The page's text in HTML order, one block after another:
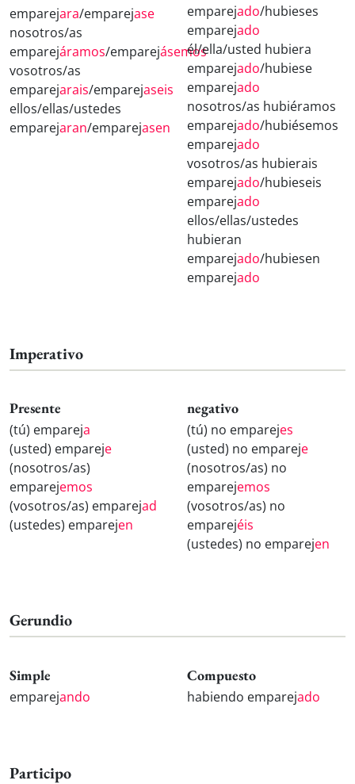
emparejara/emparejase
nosotros/as
emparejáramos/emparejásemos
vosotros/as
emparejarais/emparejaseis
ellos/ellas/ustedes
emparejaran/emparejasen
emparejado/hubieses
emparejado
él/ella/usted hubiera
emparejado/hubiese
emparejado
nosotros/as hubiéramos
emparejado/hubiésemos
emparejado
vosotros/as hubierais
emparejado/hubieseis
emparejado
ellos/ellas/ustedes
hubieran
emparejado/hubiesen
emparejado
Imperativo
Presente
(tú) empareja
(usted) empareje
(nosotros/as)
emparejemos
(vosotros/as) emparejad
(ustedes) emparejen
negativo
(tú) no emparejes
(usted) no empareje
(nosotros/as) no
emparejemos
(vosotros/as) no
emparejéis
(ustedes) no emparejen
Gerundio
Simple
emparejando
Compuesto
habiendo emparejado
Participo